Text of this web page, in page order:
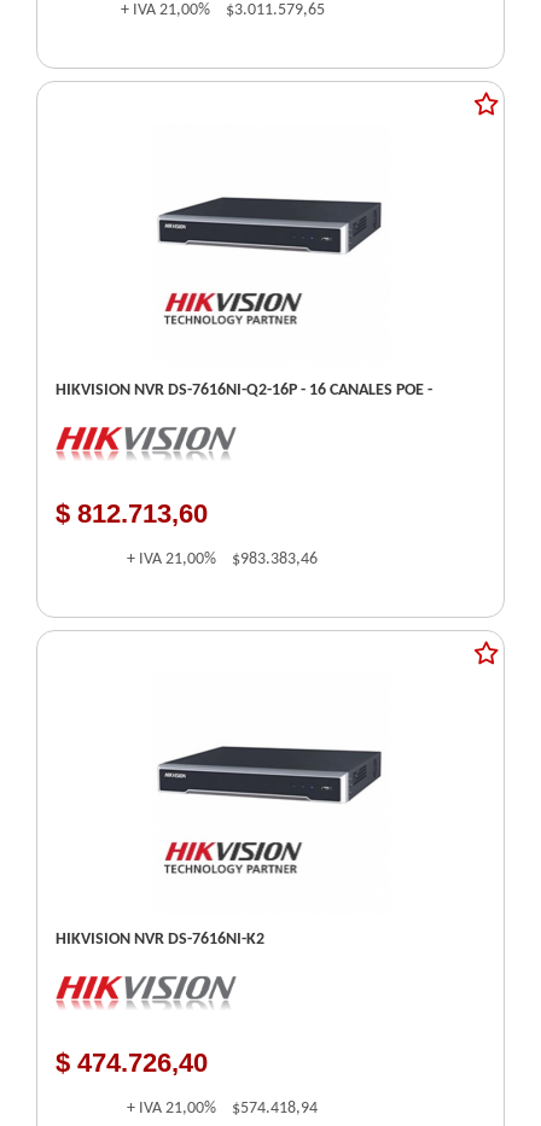
+ IVA 21,00% $3.011.579,65
HIKVISION NVR DS-7616NI-Q2-16P - 16 CANALES POE -
$ 812.713,60
+ IVA 21,00% $983.383,46
HIKVISION NVR DS-7616NI-K2
$ 474.726,40
+ IVA 21,00% $574.418,94